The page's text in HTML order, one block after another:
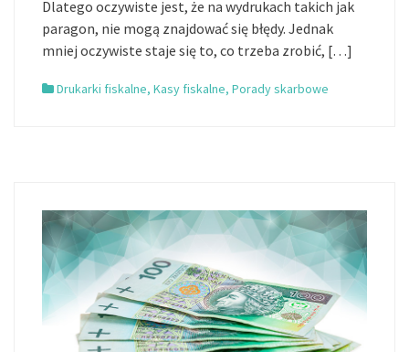
Dlatego oczywiste jest, że na wydrukach takich jak
paragon, nie mogą znajdować się błędy. Jednak
mniej oczywiste staje się to, co trzeba zrobić, […]
Drukarki fiskalne, Kasy fiskalne, Porady skarbowe